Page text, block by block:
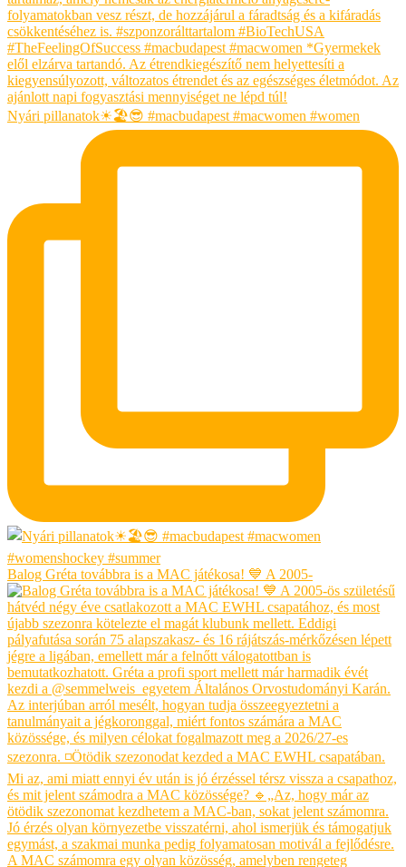
Nyári pillanatok☀🏖😎 #macbudapest #macwomen #women
Balog Gréta továbbra is a MAC játékosa! 💙 A 2005-